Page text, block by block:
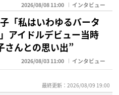
2026/08/08 11:00 インタビュー
「私はいわゆるバータ
アイドルデビュー当時
さんとの思い出”
2026/08/03 11:00 インタビュー
最終更新：2026/08/09 19:00